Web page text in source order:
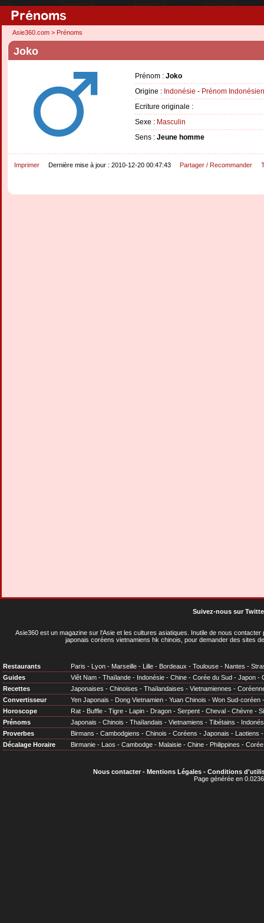
Prénoms
Asie360.com > Prénoms
Joko
Prénom : Joko
Origine : Indonésie - Prénom Indonésien
Ecriture originale :
Sexe : Masculin
Sens : Jeune homme
Imprimer Dernière mise à jour : 2010-12-20 00:47:43 Partager / Recommander
Suivez-nous sur
Asie360 est un magazine sur l'Asie et les cultures asiatiques . Inutile de nous
japonais coréens vietnamiens hk chinois, pour demander des sites
Restaurants Paris - Lyon - Marseille - Lille - Bordeaux - Toulouse - Nantes -
Guides
Viêt Nam - Thaïlande - Indonésie - Chine - Corée du Sud - Japon -
Recettes
Japonaises - Chinoises - Thaïlandaises - Vietnamiennes -
Convertisseur
Yen Japonais - Dong Vietnamien - Yuan Chinois - Won Sud-coréen
Horoscope
Rat - Buffle - Tigre - Lapin - Dragon - Serpent - Cheval - Chèvre -
Prénoms
Japonais - Chinois - Thaïlandais - Vietnamiens - Tibétains -
Proverbes
Birmans - Cambodgiens - Chinois - Coréens - Japonais - Laotiens
Décalage Horaire
Birmanie - Laos - Cambodge - Malaisie - Chine - Philippines - Corée
Nous contacter- Mentions Légales- Conditions
Page générée en